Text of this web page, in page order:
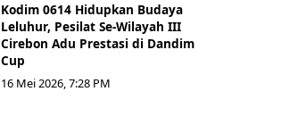
Kodim 0614 Hidupkan Budaya
Leluhur, Pesilat Se-Wilayah III
Cirebon Adu Prestasi di Dandim
Cup
16 Mei 2026, 7:28 PM